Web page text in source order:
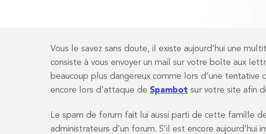
Vous le savez sans doute, il existe aujourd’hui une
consiste à vous envoyer un mail sur votre boîte aux
beaucoup plus dangereux comme lors d’une tentative
encore lors d’attaque de Spambot sur votre site afin
Le spam de forum fait lui aussi parti de cette famille
administrateurs d’un forum. S’il est encore